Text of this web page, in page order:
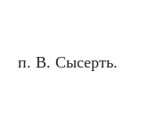
п. В. Сысерть.